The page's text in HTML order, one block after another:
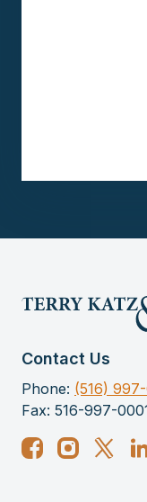
Contact Us
Phone: (516)
Fax: 516-997-